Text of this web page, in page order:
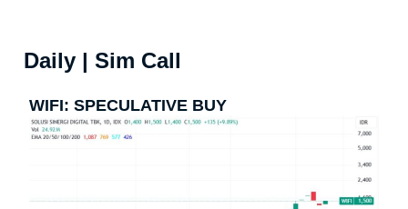
Daily | Sim Call
WIFI: SPECULATIVE BUY